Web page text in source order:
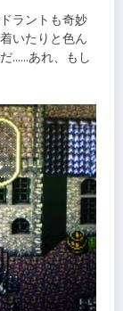
ラントも奇妙
いたりと色ん
……あれ、もし